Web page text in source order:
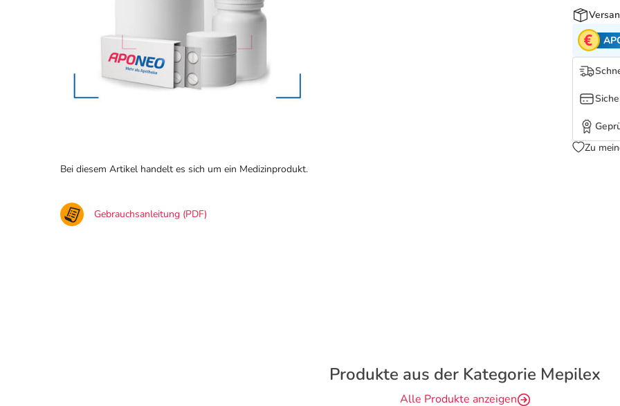
Zu
Bei diesem Artikel handelt es sich um ein Medizinprodukt.
Gebrauchsanleitung (PDF)
Produkte aus der Kategorie Mepilex
Alle Produkte anzeigen